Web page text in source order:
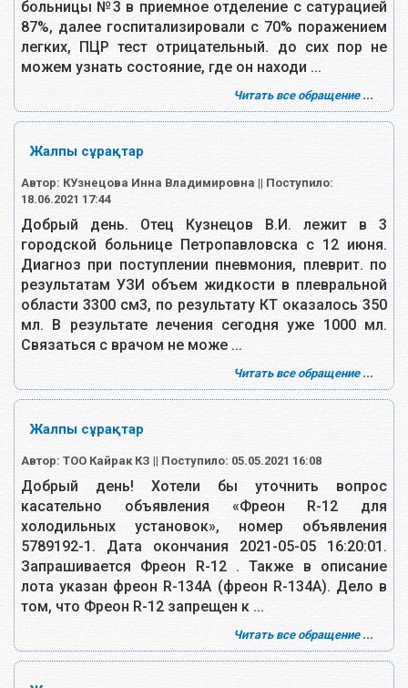
больницы №3 в приемное отделение с сатурацией
87%, далее госпитализировали с 70% поражением
легких, ПЦР тест отрицательный. до сих пор не
можем узнать состояние, где он находи ...
Читать все обращение ...
Жалпы сұрақтар
Автор: КУзнецова Инна Владимировна || Поступило:
18.06.2021 17:44
Добрый день. Отец Кузнецов В.И. лежит в 3
городской больнице Петропавловска с 12 июня.
Диагноз при поступлении пневмония, плеврит. по
результатам УЗИ объем жидкости в плевральной
области 3300 см3, по результату КТ оказалось 350
мл. В результате лечения сегодня уже 1000 мл.
Связаться с врачом не може ...
Читать все обращение ...
Жалпы сұрақтар
Автор: ТОО Кайрак КЗ || Поступило: 05.05.2021 16:08
Добрый день! Хотели бы уточнить вопрос
касательно объявления «Фреон R-12 для
холодильных установок», номер объявления
5789192-1. Дата окончания 2021-05-05 16:20:01.
Запрашивается Фреон R-12 . Также в описание
лота указан фреон R-134А (фреон R-134А). Дело в
том, что Фреон R-12 запрещен к ...
Читать все обращение ...